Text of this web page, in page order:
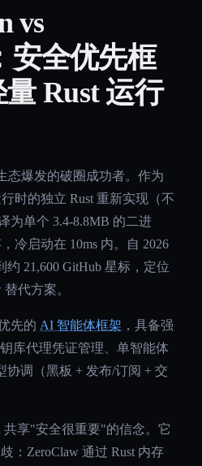
vs
安全优先框
Rust 运行
态爆发的破圈成功者。作为
时的独立 Rust 重新实现（不
为单个 3.4-8.8MB 的二进
冷启动在 10ms 内。自 2026
21,600 GitHub 星标，定位
代方案。
先的 AI 智能体框架 ，具备强
库代理凭证管理、单智能体
协调（黑板 + 发布/订阅 + 交
共享"安全很重要"的信念。它
：ZeroClaw 通过 Rust 内存